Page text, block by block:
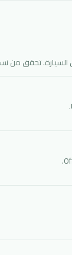
تحقق من